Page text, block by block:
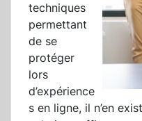
techniques
permettant
de se
protéger
lors
d’expérience
s en ligne, il n’en